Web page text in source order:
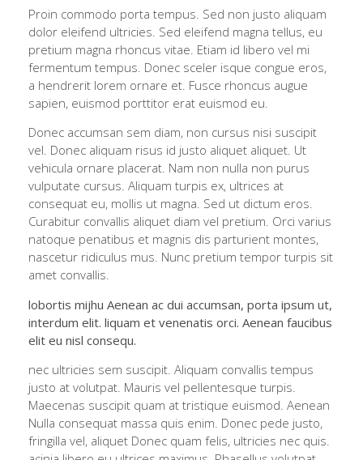
Proin commodo porta tempus. Sed non justo aliquam
dolor eleifend ultricies. Sed eleifend magna tellus, eu
pretium magna rhoncus vitae. Etiam id libero vel mi
fermentum tempus. Donec sceler isque congue eros,
a hendrerit lorem ornare et. Fusce rhoncus augue
sapien, euismod porttitor erat euismod eu.
Donec accumsan sem diam, non cursus nisi suscipit
vel. Donec aliquam risus id justo aliquet aliquet. Ut
vehicula ornare placerat. Nam non nulla non purus
vulputate cursus. Aliquam turpis ex, ultrices at
consequat eu, mollis ut magna. Sed ut dictum eros.
Curabitur convallis aliquet diam vel pretium. Orci varius
natoque penatibus et magnis dis parturient montes,
nascetur ridiculus mus. Nunc pretium tempor turpis sit
amet convallis.
lobortis mijhu Aenean ac dui accumsan, porta ipsum ut,
interdum elit. liquam et venenatis orci. Aenean faucibus
elit eu nisl consequ.
nec ultricies sem suscipit. Aliquam convallis tempus
justo at volutpat. Mauris vel pellentesque turpis.
Maecenas suscipit quam at tristique euismod. Aenean
Nulla consequat massa quis enim. Donec pede justo,
fringilla vel, aliquet Donec quam felis, ultricies nec quis.